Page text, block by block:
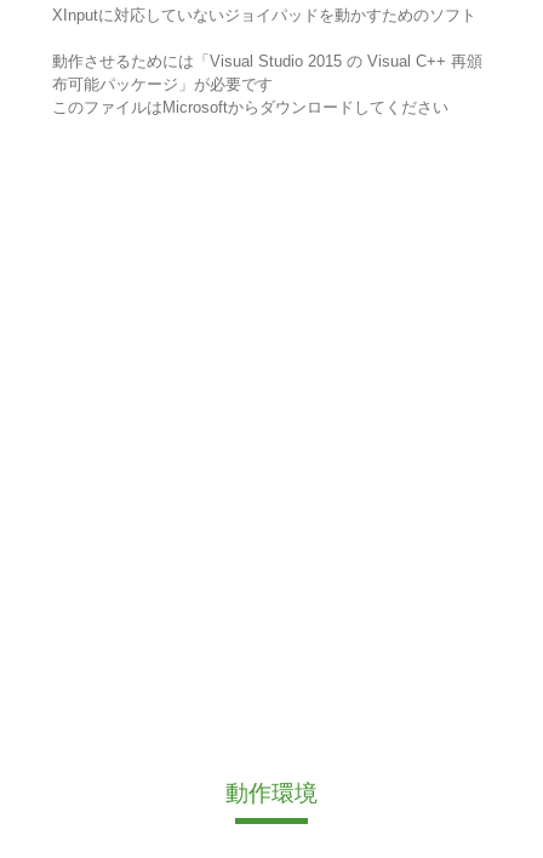
XInputに対応していないジョイパッドを動かすためのソフト
動作させるためには「Visual Studio 2015 の Visual C++ 再頒
布可能パッケージ」が必要です
このファイルはMicrosoftからダウンロードしてください
動作環境